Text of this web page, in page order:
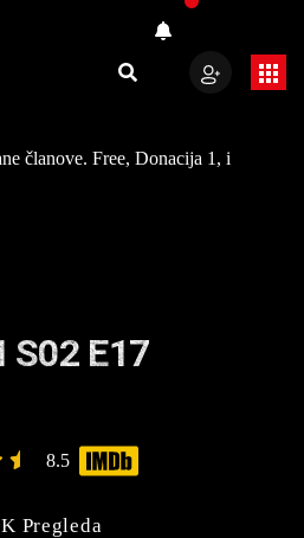
članove. Free, Donacija 1, i
S02 E17
8.5
Pregleda